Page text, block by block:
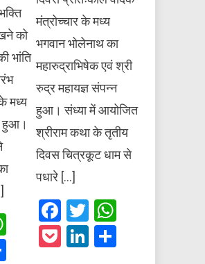
को
भांति
मध्य
हुआ।
WhatsApp
Share
मंत्रोच्चार के मध्य
भगवान भोलेनाथ का
महारुद्राभिषेक एवं श्री
रुद्र महायज्ञ संपन्न
हुआ। संध्या में आयोजित
श्रीराम कथा के तृतीय
दिवस चित्रकूट धाम से
पधारे […]
Facebook
Twitter
PocketLinkedIn